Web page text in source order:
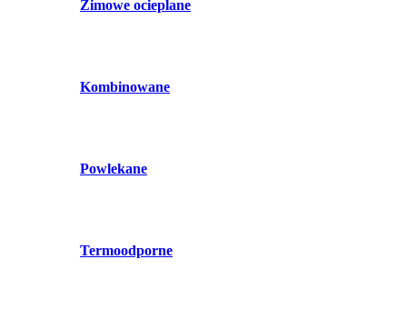
Zimowe ocieplane
Kombinowane
Powlekane
Termoodporne